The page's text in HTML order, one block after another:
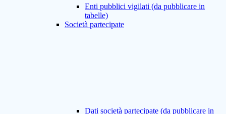
Enti pubblici vigilati (da pubblicare in
tabelle)
Società partecipate
Dati società partecipate (da pubblicare in